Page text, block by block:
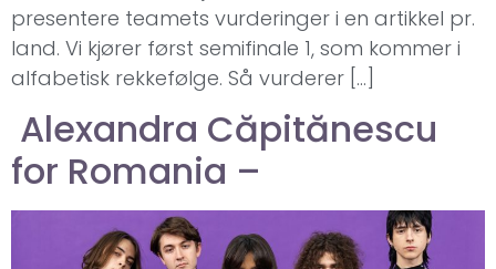
presentere teamets vurderinger i en artikkel pr.
land. Vi kjører først semifinale 1, som kommer i
alfabetisk rekkefølge. Så vurderer […]
Alexandra Căpitănescu
for Romania –